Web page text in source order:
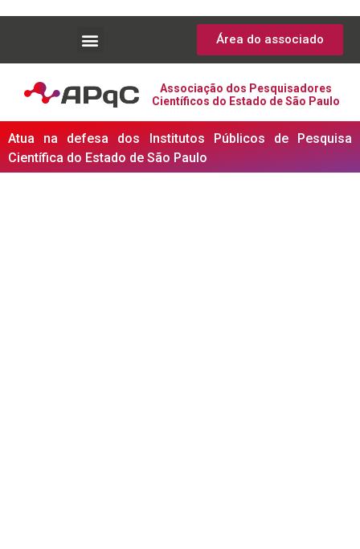
Área do associado
Associação dos Pesquisadores
Científicos do Estado de São Paulo
Atua na defesa dos Institutos Públicos de Pesquisa
Científica do Estado de São Paulo